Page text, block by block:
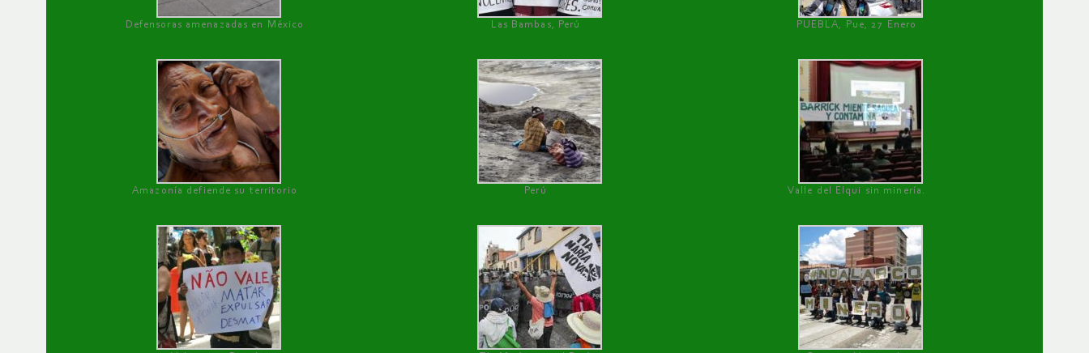
Defensoras amenazadas en México Las Bambas, Perú PUEBLA, Pue, 27 Enero
Amazonía defiende su territorio Perú Valle del Elqui sin minería.